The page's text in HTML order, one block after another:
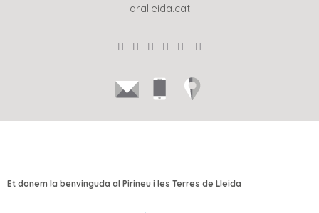
aralleida.cat
Et donem la benvinguda al Pirineu i les Terres de Lleida